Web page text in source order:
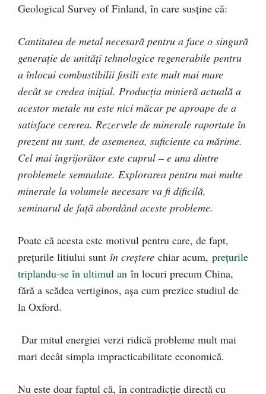
Geological Survey of Finland, în care susține că:
Cantitatea de metal necesară pentru a face o singură
generație de unități tehnologice regenerabile pentru
a înlocui combustibilii fosili este mult mai mare
decât se credea inițial. Producția minieră actuală a
acestor metale nu este nici măcar pe aproape de a
satisface cererea. Rezervele de minerale raportate în
prezent nu sunt, de asemenea, suficiente ca mărime.
Cel mai îngrijorător este cuprul – e una dintre
problemele semnalate. Explorarea pentru mai multe
minerale la volumele necesare va fi dificilă,
seminarul de față abordând aceste probleme.
Poate că acesta este motivul pentru care, de fapt,
prețurile litiului sunt în creștere chiar acum, prețurile
triplandu-se în ultimul an în locuri precum China,
fără a scădea vertiginos, așa cum prezice studiul de
la Oxford.
Dar mitul energiei verzi ridică probleme mult mai
mari decât simpla impracticabilitate economică.
Nu este doar faptul că, în contradicție directă cu